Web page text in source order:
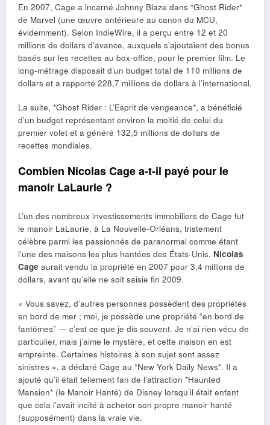
En 2007, Cage a incarné Johnny Blaze dans *Ghost Rider*
de Marvel (une œuvre antérieure au canon du MCU,
évidemment). Selon IndieWire, il a perçu entre 12 et 20
millions de dollars d’avance, auxquels s’ajoutaient des bonus
basés sur les recettes au box-office, pour le premier film. Le
long-métrage disposait d’un budget total de 110 millions de
dollars et a rapporté 228,7 millions de dollars à l’international.
La suite, *Ghost Rider : L’Esprit de vengeance*, a bénéficié
d’un budget représentant environ la moitié de celui du
premier volet et a généré 132,5 millions de dollars de
recettes mondiales.
Combien Nicolas Cage a-t-il payé pour le
manoir LaLaurie ?
L’un des nombreux investissements immobiliers de Cage fut
le manoir LaLaurie, à La Nouvelle-Orléans, tristement
célèbre parmi les passionnés de paranormal comme étant
l’une des maisons les plus hantées des États-Unis. Nicolas
Cage aurait vendu la propriété en 2007 pour 3,4 millions de
dollars, avant qu’elle ne soit saisie fin 2009.
« Vous savez, d’autres personnes possèdent des propriétés
en bord de mer ; moi, je possède une propriété “en bord de
fantômes” — c’est ce que je dis souvent. Je n’ai rien vécu de
particulier, mais j’aime le mystère, et cette maison en est
empreinte. Certaines histoires à son sujet sont assez
sinistres », a déclaré Cage au *New York Daily News*. Il a
ajouté qu’il était tellement fan de l’attraction *Haunted
Mansion* (le Manoir Hanté) de Disney lorsqu’il était enfant
que cela l’avait incité à acheter son propre manoir hanté
(supposément) dans la vraie vie.